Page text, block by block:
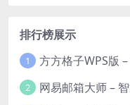
排行榜展示
1
2 网易邮箱大师 –